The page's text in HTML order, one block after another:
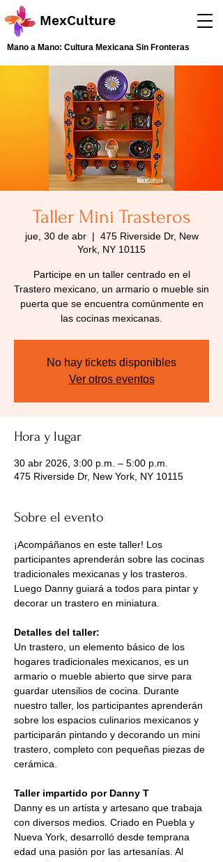
MexCulture
Mano a Mano: Cultura Mexicana Sin Fronteras
Taller Mini Trasteros
jue, 30 de abr
  |
475 Riverside Dr, New
York, NY 10115
Participe en un taller centrado en el
Trastero mexicano, un armario o mueble sin
puerta que se encuentra comúnmente en
las cocinas mexicanas.
No hay tickets disponibles
Ver otros eventos
Hora y lugar
30 abr 2026, 3:00 p.m. – 5:00 p.m.
475 Riverside Dr, New York, NY 10115
Sobre el evento
¡Acompáñanos en este taller! Los
participantes aprenderán sobre las cocinas
tradicionales mexicanas y los trasteros.
Luego Danny guiará a todos para pintar y
decorar un trastero en miniatura.
Detalles del taller:
Un trastero, un elemento básico de los
hogares tradicionales mexicanos, es un
armario o mueble abierto que sirve para
guardar utensilios de cocina. Durante
nuestro taller, los participantes aprenderán
sobre los espacios culinarios mexicanos y
participarán pintando y decorando un mini
trastero, completo con pequeñas piezas de
cerámica.
Taller impartido por Danny T
Danny es un artista y artesano que trabaja
con diversos medios. Criado en Puebla y
Nueva York, desarrolló desde temprana
edad una pasión por las artesanías. Al